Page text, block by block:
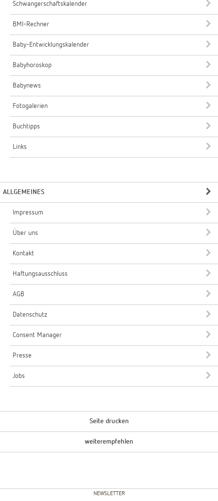
Schwangerschaftskalender
BMI-Rechner
Baby-Entwicklungskalender
Babyhoroskop
Babynews
Fotogalerien
Buchtipps
Links
ALLGEMEINES
Impressum
Über uns
Kontakt
Haftungsausschluss
AGB
Datenschutz
Consent Manager
Presse
Jobs
Seite drucken
weiterempfehlen
NEWSLETTER